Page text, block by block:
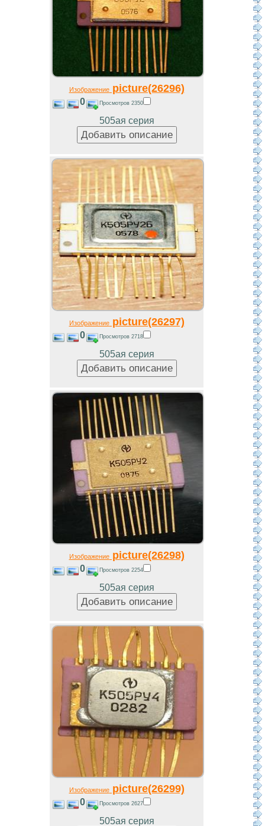
Изображениеpicture(26296)
0 Просмотров 2350
505ая серия
Изображениеpicture(26297)
0 Просмотров 2718
505ая серия
Изображениеpicture(26298)
0 Просмотров 2254
505ая серия
Изображениеpicture(26299)
0 Просмотров 2627
505ая серия